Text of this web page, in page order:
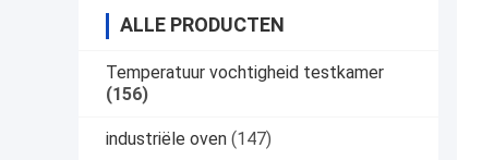
ALLE PRODUCTEN
Temperatuur vochtigheid testkamer
(156)
industriële oven (147)